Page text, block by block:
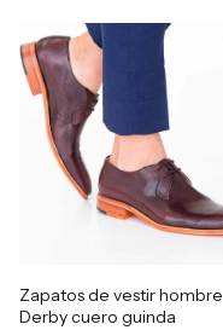
Zapatos de vestir hombre
Derby cuero guinda